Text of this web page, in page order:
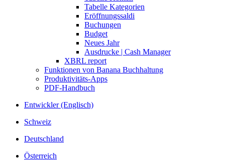
Tabelle Kategorien
Eröffnungssaldi
Buchungen
Budget
Neues Jahr
Ausdrucke | Cash Manager
XBRL report
Funktionen von Banana Buchhaltung
Produktivitäts-Apps
PDF-Handbuch
Entwickler (Englisch)
Schweiz
Deutschland
Österreich